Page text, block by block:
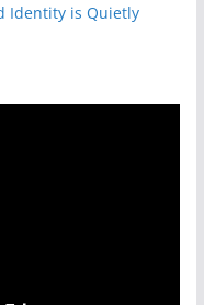
Identity is Quietly